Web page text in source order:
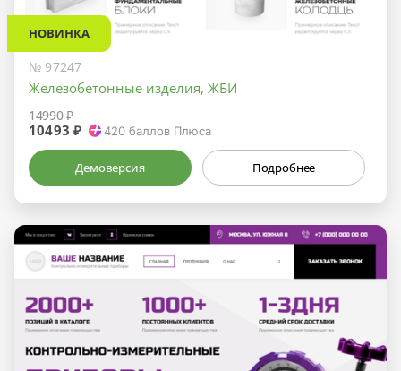
НОВИНКА
№ 97247
Железобетонные изделия, ЖБИ
14990 ₽
10493 ₽ 420 баллов Плюса
Демоверсия Подробнее